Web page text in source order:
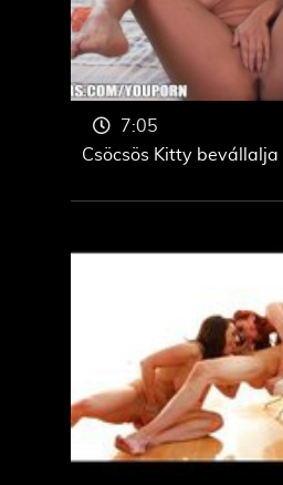
Csöcsös Kitty bevállalja
7:05